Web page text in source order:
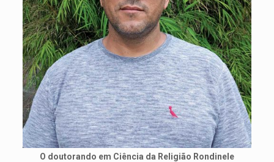
O doutorando em Ciência da Religião Rondinele